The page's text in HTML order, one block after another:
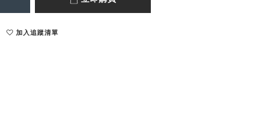
加入追蹤清單